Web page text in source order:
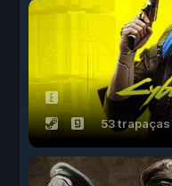
53 trapaças